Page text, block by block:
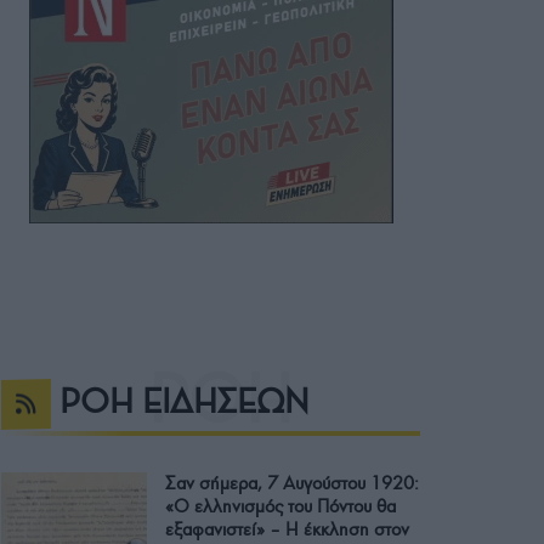
ΡΟΗ ΕΙΔΗΣΕΩΝ
Σαν σήμερα, 7 Αυγούστου 1920:
«Ο ελληνισμός του Πόντου θα
εξαφανιστεί» – Η έκκληση στον